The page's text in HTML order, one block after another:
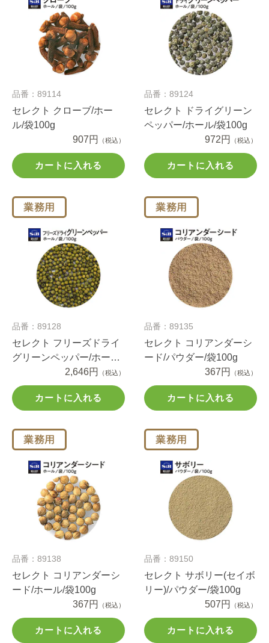
品番：89114
セレクト クローブ/ホー
ル/袋100g
907円
（税込）
カートに入れる
品番：89124
セレクト ドライグリーン
ペッパー/ホール/袋100g
972円
（税込）
カートに入れる
品番：89128
セレクト フリーズドライ
グリーンペッパー/ホール/
2,646円 （税込）
カートに入れる
品番：89135
セレクト コリアンダーシ
ード/パウダー/袋100g
367円
（税込）
カートに入れる
品番：89138
セレクト コリアンダーシ
ード/ホール/袋100g
367円
（税込）
カートに入れる
品番：89150
セレクト サボリー(セイボ
リー)/パウダー/袋100g
507円
（税込）
カートに入れる